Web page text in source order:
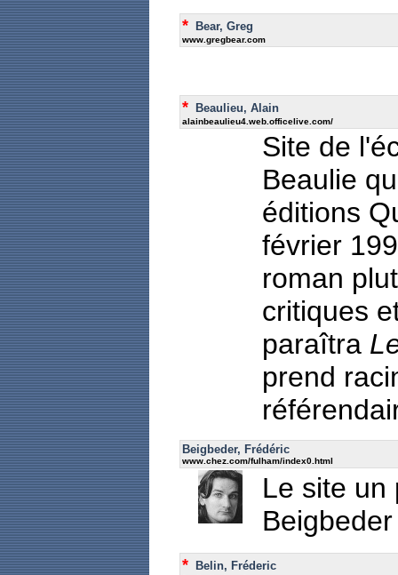
* Bear, Greg
www.gregbear.com
* Beaulieu, Alain
alainbeaulieu4.web.officelive.com/
Site de
Beaulie
éditions
février
roman
critiques
paraîtra
prend
Beigbeder, Frédéric
www.chez.com/fulham/index0.html
Le site un
Beigbeder
* Belin, Fréderic